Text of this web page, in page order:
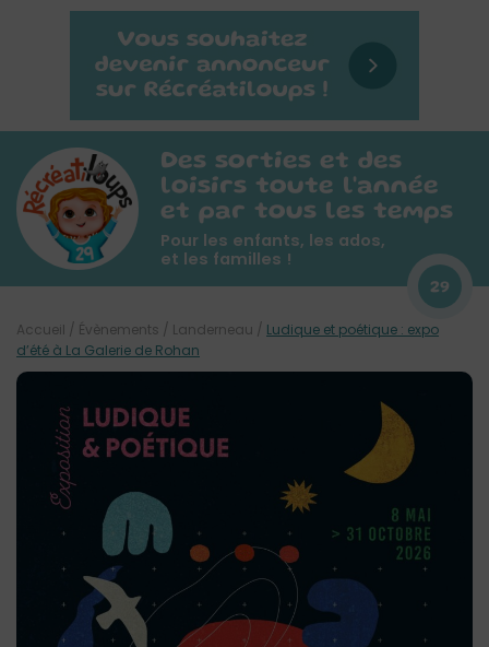
Des sorties et des
loisirs toute l'année
et par tous les temps
Pour les enfants, les ados,
et les familles !
29
Accueil / Évènements / Landerneau / Ludique et poétique : expo
d’été à La Galerie de Rohan